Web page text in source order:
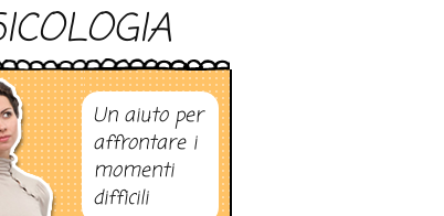
Un aiuto per
affrontare i
momenti
difficili